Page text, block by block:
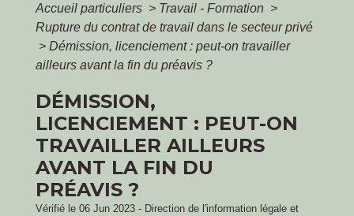
Accueil particuliers > Travail - Formation >
Rupture du contrat de travail dans le secteur privé
> Démission, licenciement : peut-on travailler
ailleurs avant la fin du préavis ?
DÉMISSION,
LICENCIEMENT : PEUT-ON
TRAVAILLER AILLEURS
AVANT LA FIN DU
PRÉAVIS ?
Vérifié le 06 Jun 2023 - Direction de l'information légale et